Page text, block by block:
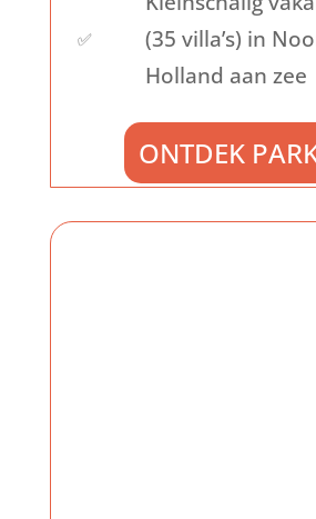
✅
(35 villa’s) in
Holland aan zee
ONTDEK